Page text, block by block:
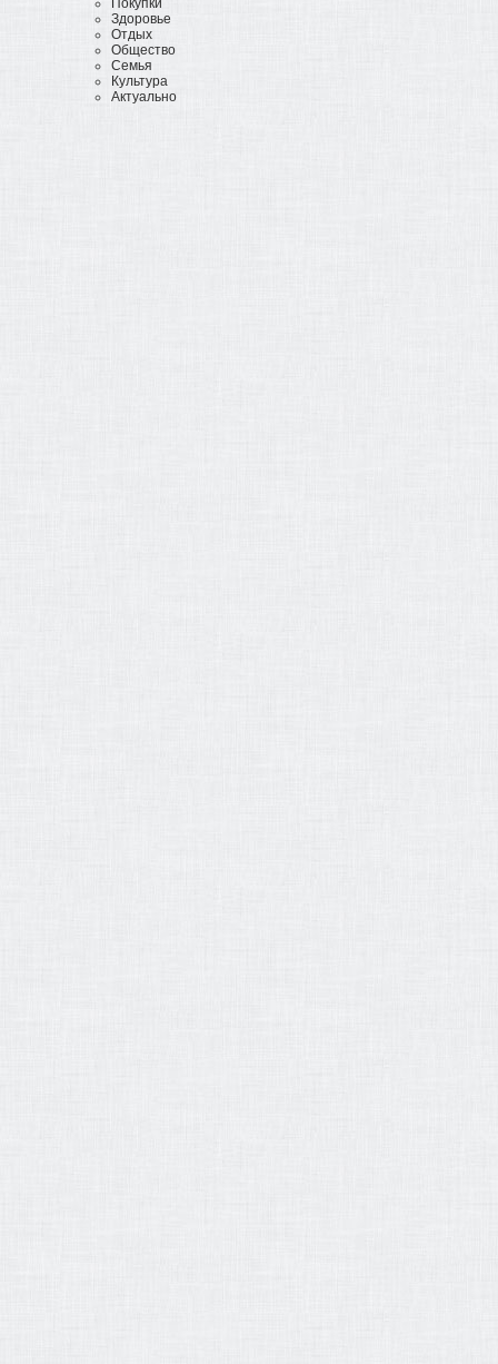
Покупки
Здоровье
Отдых
Общество
Семья
Культура
Актуально